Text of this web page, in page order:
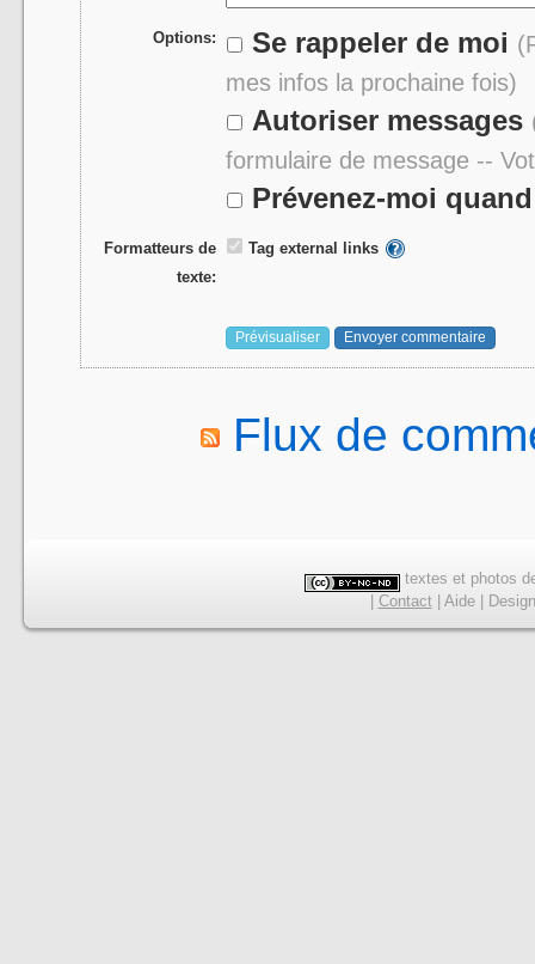
Options: Se rappeler de moi
mes infos la prochaine fois)
Autoriser messages
formulaire de message --
Prévenez-moi
Formatteurs de
texte:
Tag external links
Flux de
textes et photos
Contact| Aide| Design